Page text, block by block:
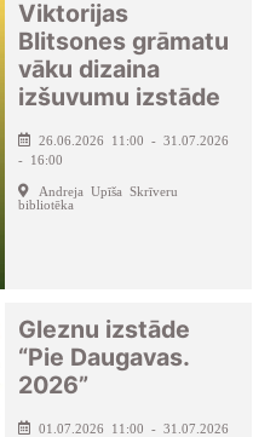
Viktorijas
Blitsones grāmatu
vāku dizaina
izšuvumu izstāde
26.06.2026 11:00 - 31.07.2026
- 16:00
Andreja Upīša Skrīveru
bibliotēka
Gleznu izstāde
“Pie Daugavas.
2026”
01.07.2026 11:00 - 31.07.2026